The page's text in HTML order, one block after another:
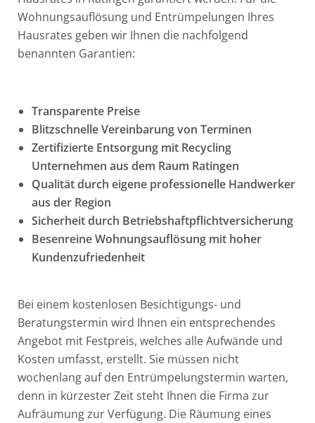
Wohnungsauflösung und Entrümpelungen Ihres
Hausrates geben wir Ihnen die nachfolgend
benannten Garantien:
Transparente Preise
Blitzschnelle Vereinbarung von Terminen
Zertifizierte Entsorgung mit Recycling
Unternehmen aus dem Raum Ratingen
Qualität durch eigene professionelle Handwerker
aus der Region
Sicherheit durch Betriebshaftpflichtversicherung
Besenreine Wohnungsauflösung mit hoher
Kundenzufriedenheit
Bei einem kostenlosen Besichtigungs- und
Beratungstermin wird Ihnen ein entsprechendes
Angebot mit Festpreis, welches alle Aufwände und
Kosten umfasst, erstellt. Sie müssen nicht
wochenlang auf den Entrümpelungstermin warten,
denn in kürzester Zeit steht Ihnen die Firma zur
Aufräumung zur Verfügung. Die Räumung eines